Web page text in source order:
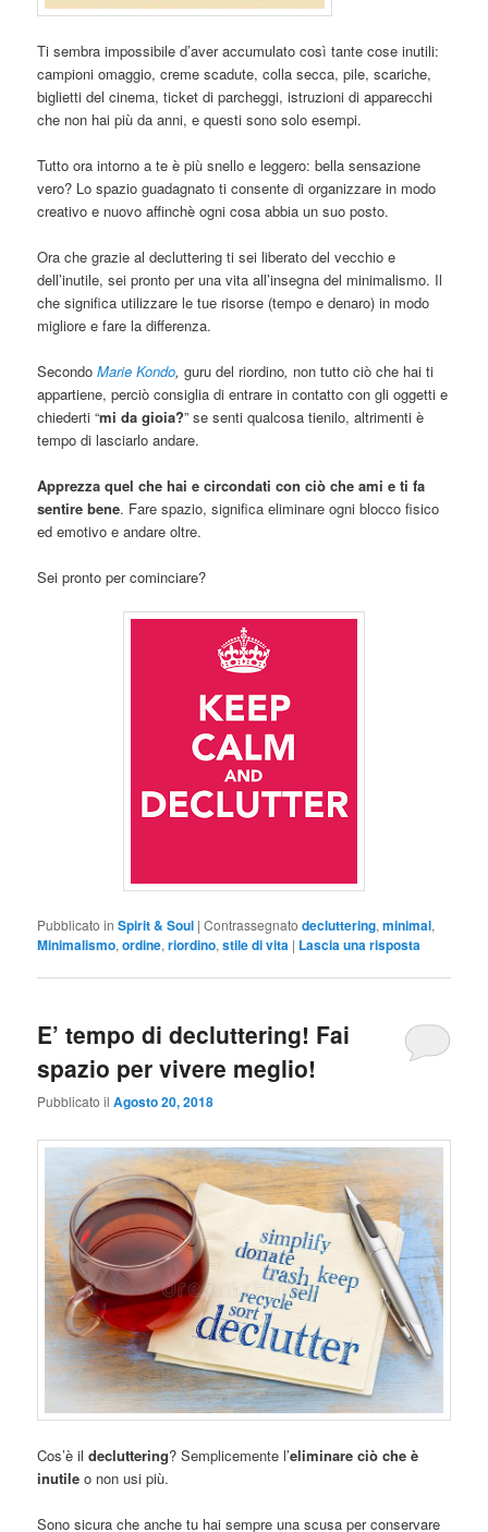
Ti sembra impossibile d’aver accumulato così tante cose inutili:
campioni omaggio, creme scadute, colla secca, pile, scariche,
biglietti del cinema, ticket di parcheggi, istruzioni di apparecchi
che non hai più da anni, e questi sono solo esempi.
Tutto ora intorno a te è più snello e leggero: bella sensazione
vero? Lo spazio guadagnato ti consente di organizzare in modo
creativo e nuovo affinchè ogni cosa abbia un suo posto.
Ora che grazie al decluttering ti sei liberato del vecchio e
dell’inutile, sei pronto per una vita all’insegna del minimalismo. Il
che significa utilizzare le tue risorse (tempo e denaro) in modo
migliore e fare la differenza.
SecondoMarie Kondo,guru del riordino, non tutto ciò che hai ti
appartiene, perciò consiglia di entrare in contatto con gli oggetti e
chiederti “mi da gioia?” se senti qualcosa tienilo, altrimenti è
tempo di lasciarlo andare.
Apprezza quel che hai e circondati con ciò che ami e ti fa
sentire bene. Fare spazio, significa eliminare ogni blocco fisico
ed emotivo e andare oltre.
Sei pronto per cominciare?
Pubblicato in Spirit & Soul |Contrassegnato decluttering,minimal,
Minimalismo,ordine,riordino,stile di vita | Lascia una risposta
E’ tempo di decluttering! Fai
spazio per vivere meglio!
Pubblicato ilAgosto 20, 2018
Cos’è ildecluttering? Semplicemente l’eliminare ciò che è
inutile o non usi più.
Sono sicura che anche tu hai sempre una scusa per conservare